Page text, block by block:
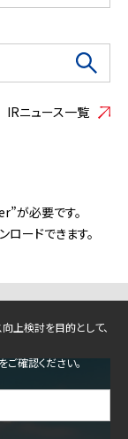
IRニュース一覧
が必要です。
ードできます。
上検討を目的として、
ご確認ください。